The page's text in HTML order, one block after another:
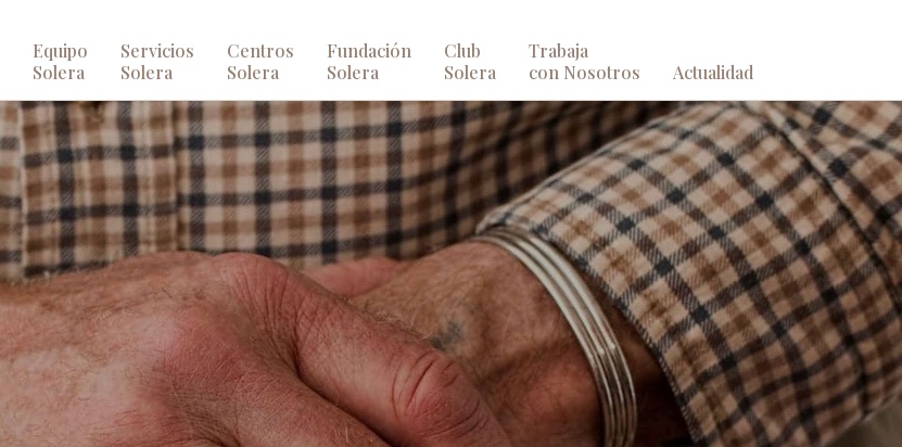
Equipo
Solera
Servicios
Solera
Centros
Solera
Fundación
Solera
Club
Solera
Trabaja
con Nosotros
Actualidad